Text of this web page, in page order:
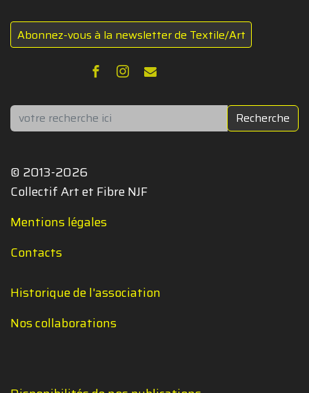
Abonnez-vous à la newsletter de Textile/Art
Rechercher Recherche
© 2013-2026
Collectif Art et Fibre NJF
Mentions légales
Contacts
Historique de l'association
Nos collaborations